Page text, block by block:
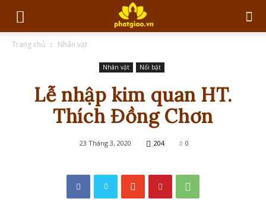
Trang chủ Nhân vật
Nhân vật Nổi bật
Lễ nhập kim quan HT.
Thích Đồng Chơn
23 Tháng 3, 2020 204 0